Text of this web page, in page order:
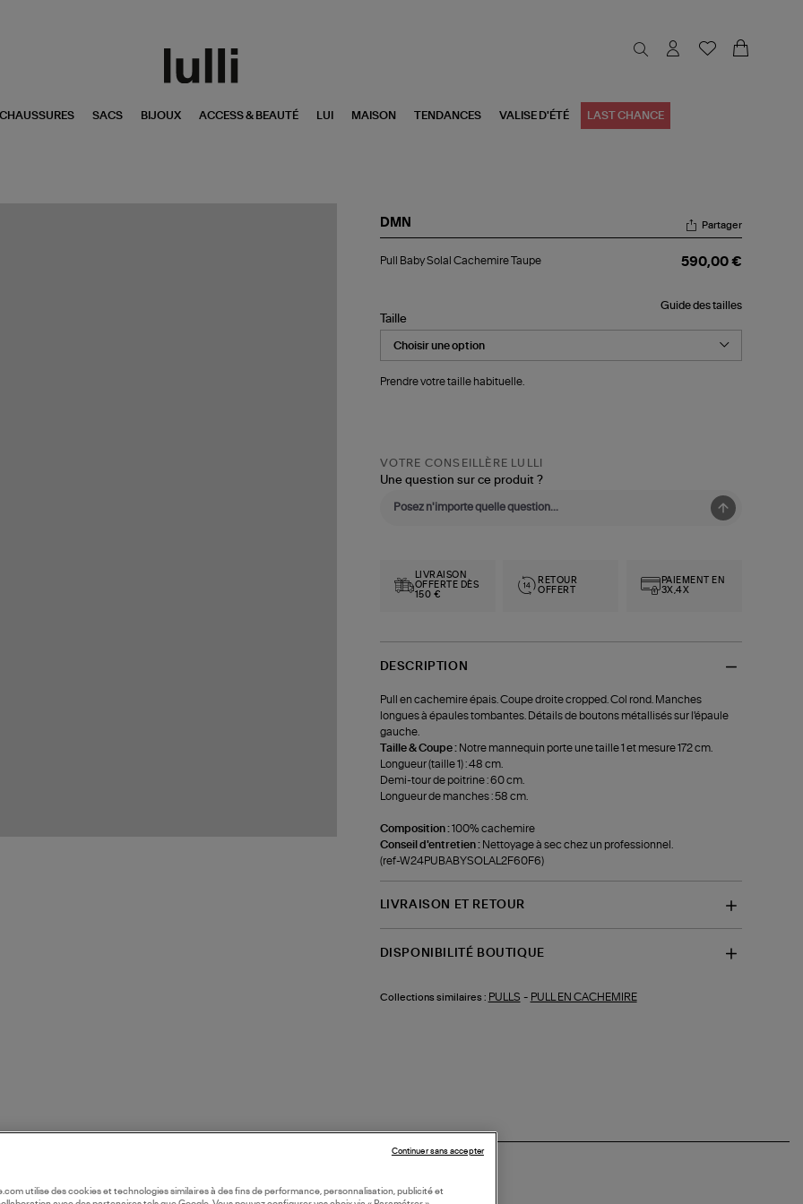
CHAUSSURES SACS BIJOUX ACCESS & BEAUTÉ LUI MAISON TENDANCES VALISE D'ÉTÉ LAST CHANCE
DMN
Baby
Partager
Pull Baby Solal Cachemire Taupe 590,00 €
Guide des tailles
Taille
Prendre votre taille habituelle.
VOTRE CONSEILLÈRE LULLI
Une question sur ce produit ?
LIVRAISON
OFFERTE DÈS
150 €
RETOUR
OFFERT
PAIEMENT EN
3X,4X
DESCRIPTION
Pull en cachemire épais. Coupe droite cropped. Col rond. Manches
longues à épaules tombantes. Détails de boutons métallisés sur l'épaule
gauche.
Taille & Coupe : Notre mannequin porte une taille 1 et mesure 172 cm.
Longueur (taille 1) : 48 cm.
Demi-tour de poitrine : 60 cm.
Longueur de manches : 58 cm.
Composition :100% cachemire
Conseil d'entretien : Nettoyage à sec chez un professionnel.
(ref-W24PUBABYSOLAL2F60F6)
LIVRAISON ET RETOUR
DISPONIBILITÉ BOUTIQUE
Collections similaires : PULLS - PULL EN CACHEMIRE
utilise des cookies et technologies similaires à des fins de performance, personnalisation, publicité et
Continuer sans accepter